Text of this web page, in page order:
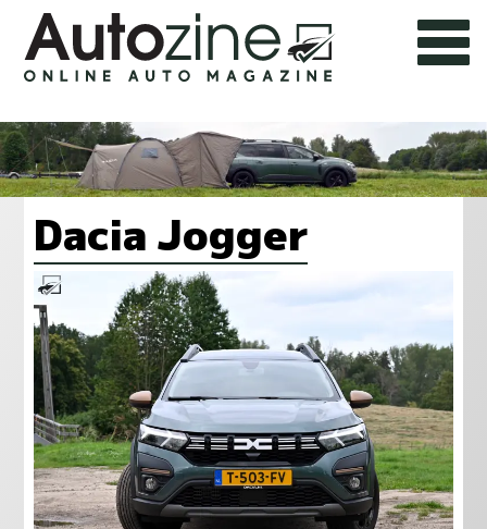
Dacia Jogger